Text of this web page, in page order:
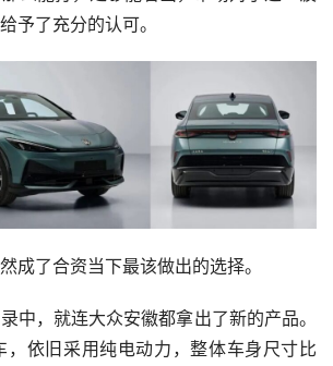
予了充分的认可。
成了合资当下最该做出的选择。
中，就连大众安徽都拿出了新的产品。
，依旧采用纯电动力，整体车身尺寸比